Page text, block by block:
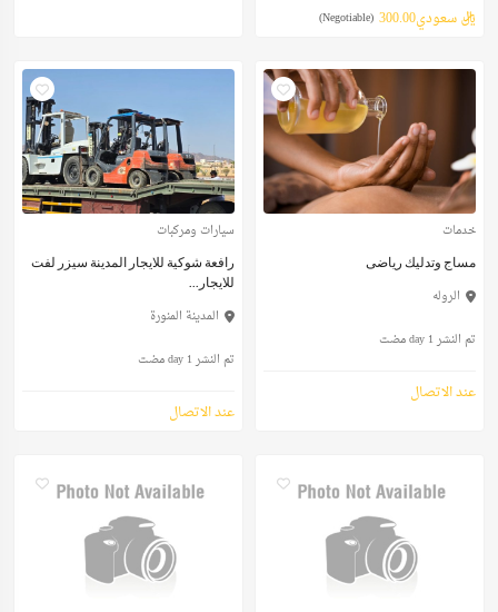
ريال سعودي300.00 (Negotiable)
خدمات
مساج وتدليك رياضى
الروله
تم النشر 1 day مضت
عند الاتصال
سيارات ومركبات
رافعة شوكية للايجار المدينة سيزر لفت
للايجار...
المدينة المنورة
تم النشر 1 day مضت
عند الاتصال